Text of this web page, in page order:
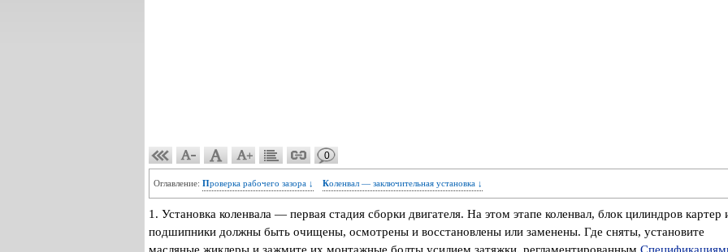
0
Оглавление: Проверка рабочего зазора ↓ Коленвал — заключительная установка ↓
1. Установка коленвала — первая стадия сборки двигателя. На этом этапе коленвал, блок цилиндров картер
подшипники должны быть очищены, осмотрены и восстановлены или заменены. Где сняты, установите